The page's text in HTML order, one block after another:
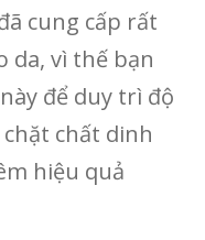
cung cấp rất
da, vì thế bạn
để duy trì độ
chất dinh
hiệu quả